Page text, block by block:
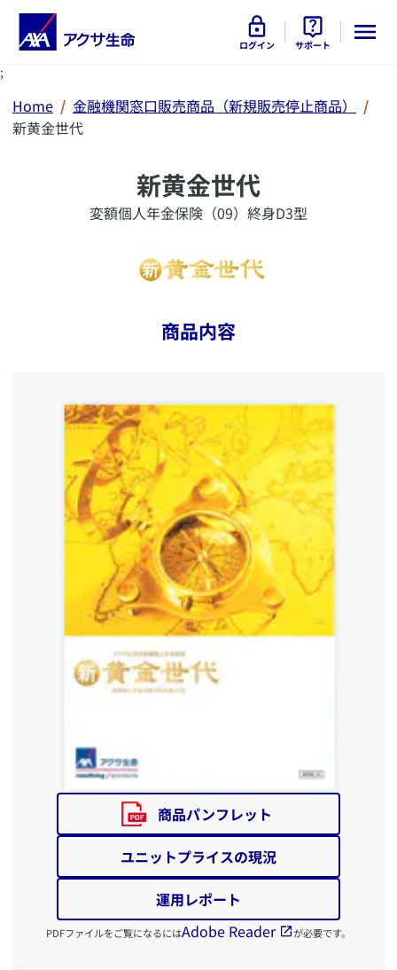
ログイン サポート
;
Home
金融機関窓口販売商品（新規販売停止商品）
新黄金世代
新黄金世代
変額個人年金保険（09）終身D3型
商品内容
商品パンフレット
ユニットプライスの現況
運用レポート
PDFファイルをご覧になるにはAdobe Reader が必要です。